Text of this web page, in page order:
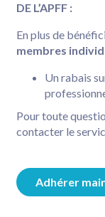
DE L’APFF :
En plus de
membres
Un rabais
Pour toute
contacter le
Adhérer